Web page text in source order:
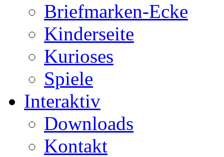
Briefmarken-Ecke
Kinderseite
Kurioses
Spiele
Interaktiv
Downloads
Kontakt